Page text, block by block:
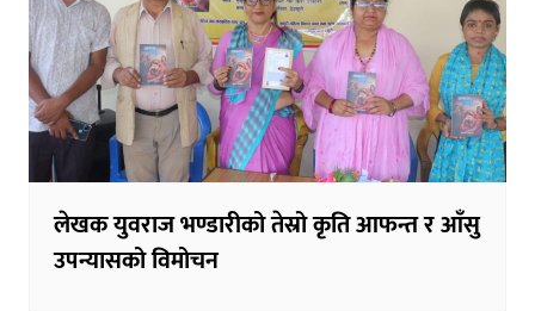
लेखक युवराज भण्डारीको तेस्रो कृति आफन्त र आँसु
उपन्यासको विमोचन